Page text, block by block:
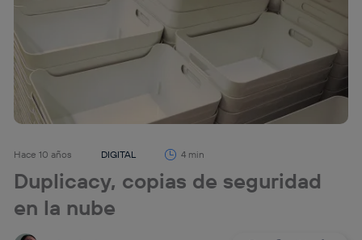
Hace 10 años DIGITAL 4 min
Duplicacy, copias de seguridad
en la nube